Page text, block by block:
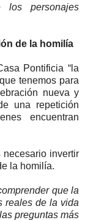
personajes
de la homilía
Pontificia “la
tenemos para
nueva y
una repetición
encuentran
necesario invertir
la homilía.
que la
reales de la vida
preguntas más